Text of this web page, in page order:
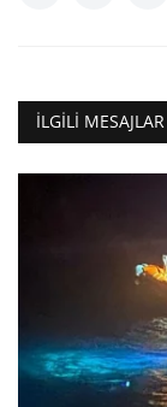
İLGILI MESAJLAR